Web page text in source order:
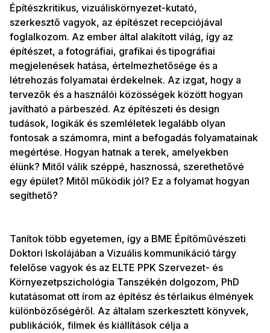
Építészkritikus, vizuáliskörnyezet-kutató,
szerkesztő vagyok, az építészet recepciójával
foglalkozom. Az ember által alakított világ, így az
építészet, a fotográfiai, grafikai és tipográfiai
megjelenések hatása, értelmezhetősége és a
létrehozás folyamatai érdekelnek. Az izgat, hogy a
tervezők és a használói közösségek között hogyan
javítható a párbeszéd. Az építészeti és design
tudások, logikák és szemléletek legalább olyan
fontosak a számomra, mint a befogadás folyamatainak
megértése. Hogyan hatnak a terek, amelyekben
élünk? Mitől válik széppé, hasznossá, szerethetővé
egy épület? Mitől működik jól? Ez a folyamat hogyan
segíthető?
Tanítok több egyetemen, így a BME Építőművészeti
Doktori Iskolájában a Vizuális kommunikáció tárgy
felelőse vagyok és az ELTE PPK Szervezet- és
Környezetpszichológia Tanszékén dolgozom, PhD
kutatásomat ott írom az építész és térlaikus élmények
különbözőségéről. Az általam szerkesztett könyvek,
publikációk, filmek és kiállítások célja a